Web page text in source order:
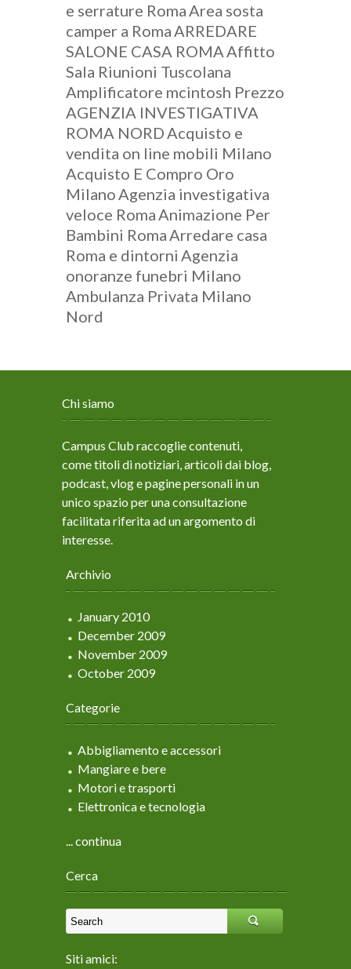
e serrature RomaArea sosta
camper a RomaARREDARE
SALONE CASA ROMAAffitto
Sala Riunioni Tuscolana
Amplificatore mcintosh Prezzo
AGENZIA INVESTIGATIVA
ROMA NORDAcquisto e
vendita on line mobili Milano
Acquisto E Compro Oro
MilanoAgenzia investigativa
veloce RomaAnimazione Per
Bambini RomaArredare casa
Roma e dintorni Agenzia
onoranze funebri Milano
Ambulanza Privata Milano
Nord
Chi siamo
Campus Club raccoglie contenuti,
come titoli di notiziari, articoli dai blog,
podcast, vlog e pagine personali in un
unico spazio per una consultazione
facilitata riferita ad un argomento di
interesse.
Archivio
January 2010
December 2009
November 2009
October 2009
Categorie
Abbigliamento e accessori
Mangiare e bere
Motori e trasporti
Elettronica e tecnologia
... continua
Cerca
Siti amici: